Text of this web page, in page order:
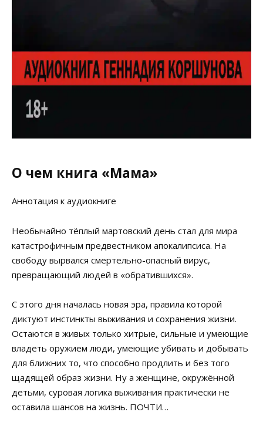
О чем книга «Мама»
Аннотация к аудиокниге
Необычайно тёплый мартовский день стал для мира
катастрофичным предвестником апокалипсиса. На
свободу вырвался смертельно-опасный вирус,
превращающий людей в «обратившихся».
С этого дня началась новая эра, правила которой
диктуют инстинкты выживания и сохранения жизни.
Остаются в живых только хитрые, сильные и умеющие
владеть оружием люди, умеющие убивать и добывать
для ближних то, что способно продлить и без того
щадящей образ жизни. Ну а женщине, окружённой
детьми, суровая логика выживания практически не
оставила шансов на жизнь. ПОЧТИ…